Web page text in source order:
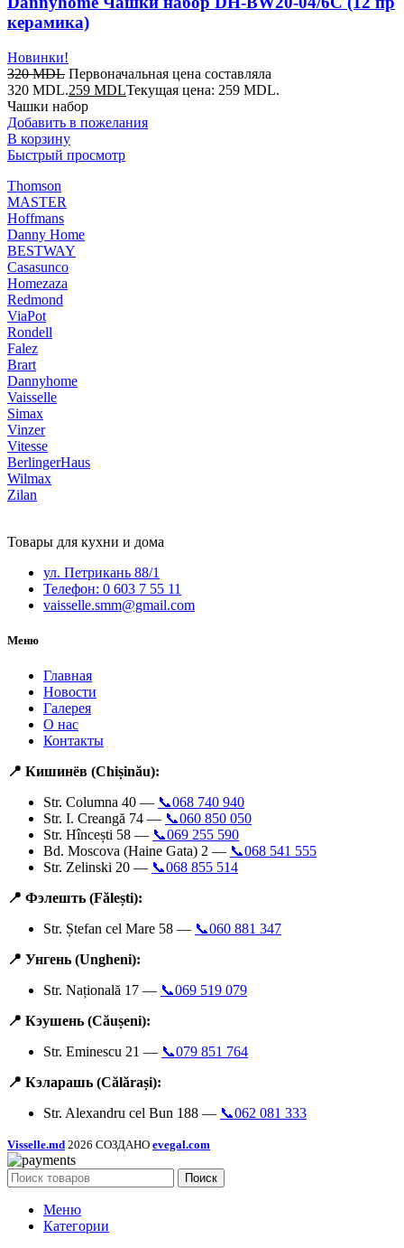
керамика)
Новинки!
320MDL Первоначальная цена составляла
320 MDL.259 MDLТекущая цена: 259 MDL.
Чашки набор
Добавить в пожелания
В корзину
Быстрый просмотр
Thomson
MASTER
Hoffmans
Danny Home
BESTWAY
Casasunco
Homezaza
Redmond
ViaPot
Rondell
Falez
Brart
Dannyhome
Vaisselle
Simax
Vinzer
Vitesse
BerlingerHaus
Wilmax
Zilan
Товары для кухни и дома
ул. Петрикань 88/1
Телефон: 0 603 7 55 11
vaisselle.smm@gmail.com
Меню
Главная
Новости
Галерея
О нас
Контакты
📍 Кишинёв (Chișinău):
Str. Columna 40 — 📞068 740 940
Str. I. Creangă 74 — 📞060 850 050
Str. Hîncești 58 — 📞069 255 590
Bd. Moscova (Haine Gata) 2 — 📞068 541 555
Str. Zelinski 20 — 📞068 855 514
📍 Фэлешть (Fălești):
Str. Ștefan cel Mare 58 — 📞060 881 347
📍 Унгень (Ungheni):
Str. Națională 17 — 📞069 519 079
📍 Кэушень (Căușeni):
Str. Eminescu 21 — 📞079 851 764
📍 Кэларашь (Călărași):
Str. Alexandru cel Bun 188 — 📞062 081 333
Visselle.md 2026 СОЗДАНО evegal.com
Поиск
Меню
Категории